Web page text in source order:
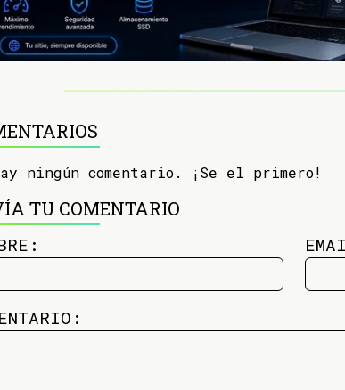
ningún comentario. ¡Se el primero!
TU COMENTARIO